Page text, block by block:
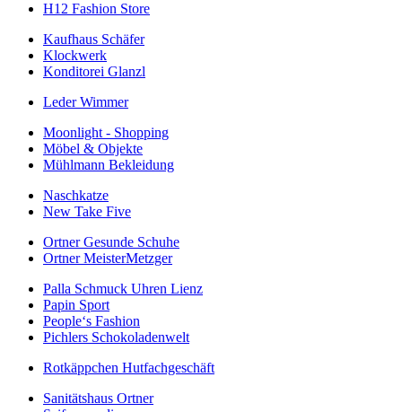
H12 Fashion Store
Kaufhaus Schäfer
Klockwerk
Konditorei Glanzl
Leder Wimmer
Moonlight - Shopping
Möbel & Objekte
Mühlmann Bekleidung
Naschkatze
New Take Five
Ortner Gesunde Schuhe
Ortner MeisterMetzger
Palla Schmuck Uhren Lienz
Papin Sport
People‘s Fashion
Pichlers Schokoladenwelt
Rotkäppchen Hutfachgeschäft
Sanitätshaus Ortner